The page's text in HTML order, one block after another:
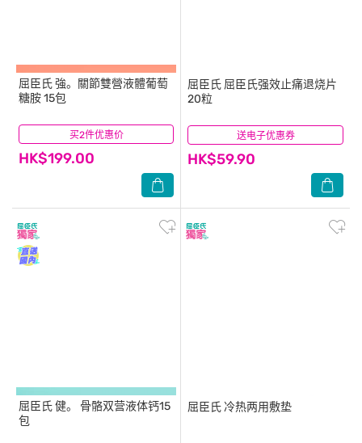
买2件优惠价
屈臣氏強。關節雙營液體葡萄
糖胺 15包
HK$199.00
(6) 送电子优惠券
屈臣氏 屈臣氏强效止痛退烧片
20粒
HK$59.90
(17)
屈臣氏健。 骨骼双营液体钙15
包
屈臣氏 冷热两用敷垫